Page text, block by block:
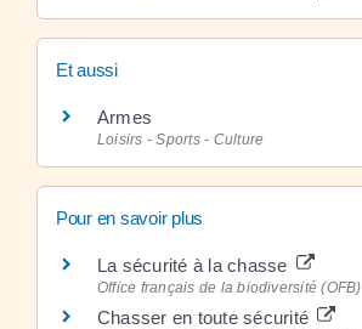
Et aussi
Armes
Loisirs - Sports - Culture
Pour en savoir plus
La sécurité à la chasse
Office français de la biodiversité (OFB)
Chasser en toute sécurité